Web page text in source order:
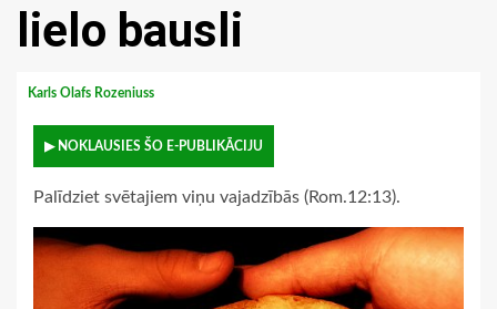
lielo bausli
Karls Olafs Rozeniuss
▶ NOKLAUSIES ŠO E-PUBLIKĀCIJU
Palīdziet svētajiem viņu vajadzībās (Rom.12:13).